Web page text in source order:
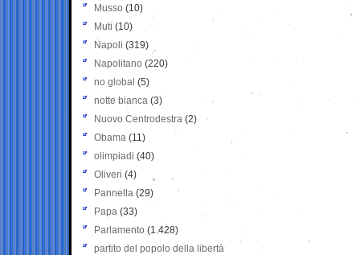
Musso (10)
Muti (10)
Napoli (319)
Napolitano (220)
no global (5)
notte bianca (3)
Nuovo Centrodestra (2)
Obama (11)
olimpiadi (40)
Oliveri (4)
Pannella (29)
Papa (33)
Parlamento (1.428)
partito del popolo della libertà